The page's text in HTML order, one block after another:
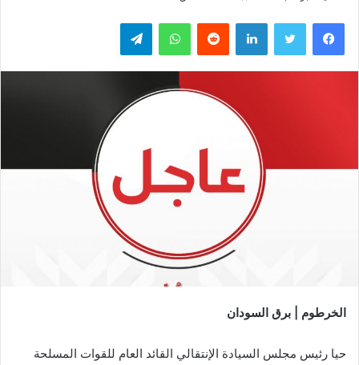
فيسبوك تويتر لينكدإن واتساب تيلقرام
الخرطوم | برق السودان
حيا رئيس مجلس السيادة الإنتقالي القائد العام للقوات المسلحة